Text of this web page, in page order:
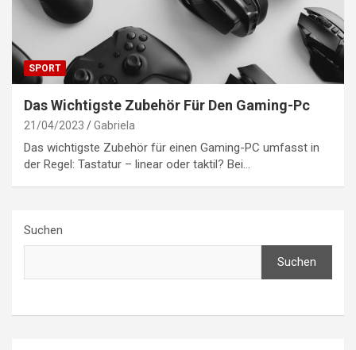
SPORT
Das Wichtigste Zubehör Für Den Gaming-Pc
21/04/2023 Gabriela
Das wichtigste Zubehör für einen Gaming-PC umfasst in
der Regel: Tastatur – linear oder taktil? Bei…
Suchen
Suchen